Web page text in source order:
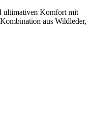
ultimativen Komfort mit
aus Wildleder,